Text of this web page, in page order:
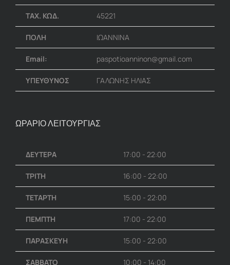
ΤΑΧ. ΚΩΔ. 45221
ΠΟΛΗ ΙΩΑΝΝΙΝΑ
Email: paspotioanninon@gmail.com
ΥΠΕΥΘΥΝΟΣ ΓΑΛΩΝΗΣ ΗΛΙΑΣ
ΩΡΑΡΙΟ ΛΕΙΤΟΥΡΓΙΑΣ
ΔΕΥΤΕΡΑ 17:00 - 22:00
ΤΡΙΤΗ 16:00 - 22:00
ΤΕΤΑΡΤΗ 15:00 - 22:00
ΠΕΜΠΤΗ 17:00 - 22:00
ΠΑΡΑΣΚΕΥΗ 15:00 - 22:00
ΣΑΒΒΑΤΟ 10:00 - 14:00